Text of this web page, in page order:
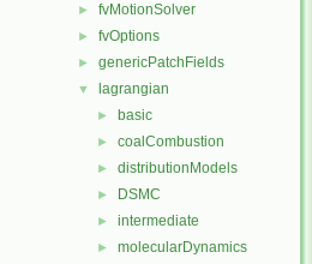
► fvMotionSolver
► fvOptions
► genericPatchFields
▼ lagrangian
► basic
► coalCombustion
► distributionModels
► DSMC
► intermediate
► molecularDynamics